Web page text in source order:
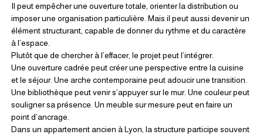
Il peut empêcher une ouverture totale, orienter la distribution ou
imposer une organisation particulière. Mais il peut aussi devenir un
élément structurant, capable de donner du rythme et du caractère
à l’espace.
Plutôt que de chercher à l’effacer, le projet peut l’intégrer.
Une ouverture cadrée peut créer une perspective entre la cuisine
et le séjour. Une arche contemporaine peut adoucir une transition.
Une bibliothèque peut venir s’appuyer sur le mur. Une couleur peut
souligner sa présence. Un meuble sur mesure peut en faire un
point d’ancrage.
Dans un appartement ancien à Lyon, la structure participe souvent